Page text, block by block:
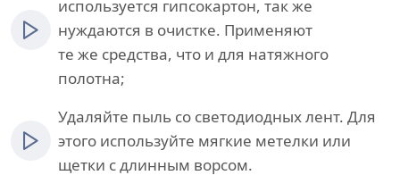
используется гипсокартон, так же
нуждаются в очистке. Применяют
те же средства, что и для натяжного
полотна;
Удаляйте пыль со светодиодных лент. Для
этого используйте мягкие метелки или
щетки с длинным ворсом.